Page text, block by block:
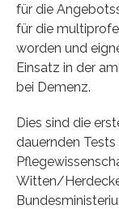
für die
für die
worden und
Einsatz in der
bei Demenz.
Dies sind die
dauernden
Witten/